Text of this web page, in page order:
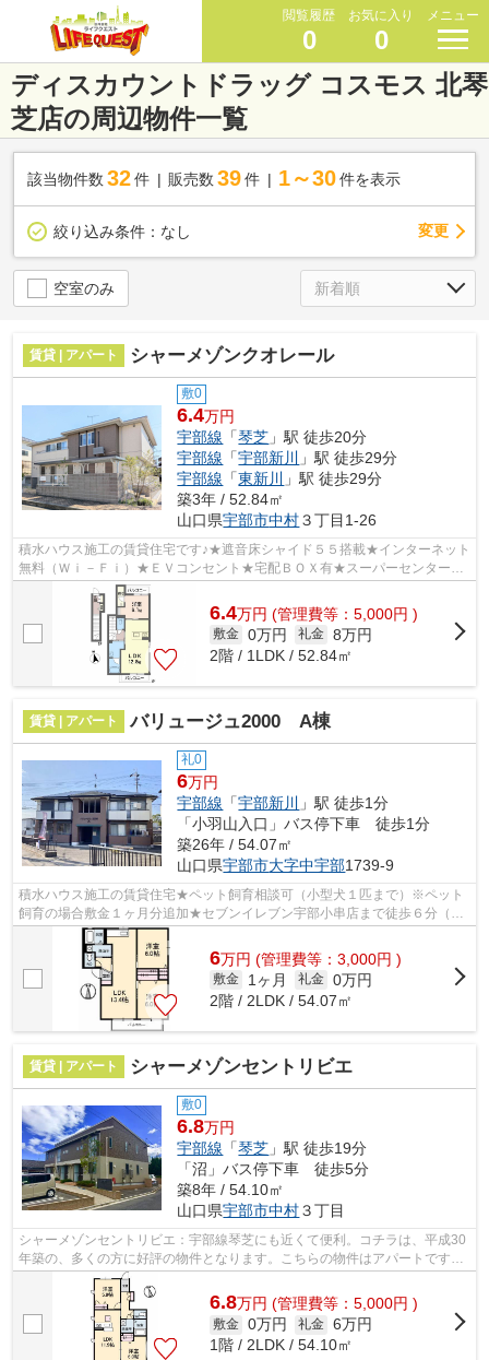
閲覧履歴
0
お気に入り
0
メニュー
ディスカウントドラッグ コスモス 北琴
芝店の周辺物件一覧
該当物件数 32件 販売数 39 件 1～30 件を表示
絞り込み条件： なし 変更
空室のみ
賃貸 | アパート シャーメゾンクオレール
敷0
6.4万円
宇部線 「琴芝 」駅 徒歩20分
宇部線 「宇部新川
」駅 徒歩29分
宇部線 「東新川
」駅 徒歩29分
築3年 / 52.84㎡
山口県宇部市中村３丁目1-26
積水ハウス施工の賃貸住宅です♪★遮音床シャイド５５搭載★インターネット
無料（Ｗｉ－Ｆｉ）★ＥＶコンセント★宅配ＢＯＸ有★スーパーセンタート
ライアル宇部店まで徒歩７分（５６０ｍ）★...
6.4万円 (管理費等：5,000円 )
敷金 0万円 礼金 8万円
2階 / 1LDK / 52.84㎡
賃貸 | アパート バリュージュ2000 A棟
礼0
6万円
宇部線 「宇部新川
」駅 徒歩1分
「小羽山入口」バス停下車 徒歩1分
築26年 / 54.07㎡
山口県宇部市大字中宇部1739-9
積水ハウス施工の賃貸住宅★ペット飼育相談可（小型犬１匹まで）※ペット
飼育の場合敷金１ヶ月分追加★セブンイレブン宇部小串店まで徒歩６分（４
５０ｍ）★インターネット無料（Ｗｉ－Ｆ...
6万円 (管理費等：3,000円 )
敷金 1ヶ月 礼金 0万円
2階 / 2LDK / 54.07㎡
賃貸 | アパート シャーメゾンセントリビエ
敷0
6.8万円
宇部線 「琴芝 」駅 徒歩19分
「沼」バス停下車 徒歩5分
築8年 / 54.10㎡
山口県宇部市中村３丁目
シャーメゾンセントリビエ：宇部線琴芝にも近くて便利。コチラは、平成30
年築の、多くの方に好評の物件となります。こちらの物件はアパートです。
快適さを求めるなら、ゴミ捨てが楽な...
6.8万円 (管理費等：5,000円 )
敷金 0万円 礼金 6万円
1階 / 2LDK / 54.10㎡